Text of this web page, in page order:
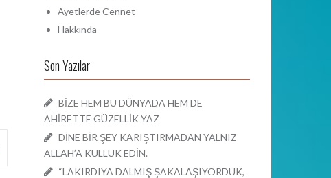
Ayetlerde Cennet
Hakkında
Son Yazılar
BİZE HEM BU DÜNYADA HEM DE
AHİRETTE GÜZELLİK YAZ
DİNE BİR ŞEY KARIŞTIRMADAN YALNIZ
ALLAH’A KULLUK EDİN.
“LAKIRDIYA DALMIŞ ŞAKALAŞIYORDUK,